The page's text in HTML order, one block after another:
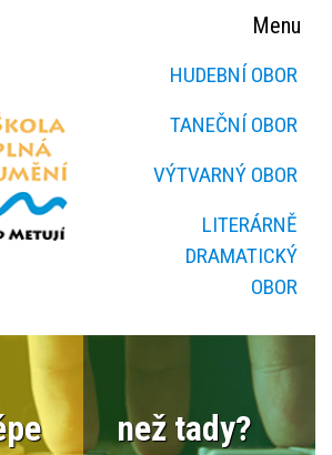
Menu
HUDEBNÍ OBOR
TANEČNÍ OBOR
VÝTVARNÝ OBOR
LITERÁRNĚ
DRAMATICKÝ
OBOR
než tady?